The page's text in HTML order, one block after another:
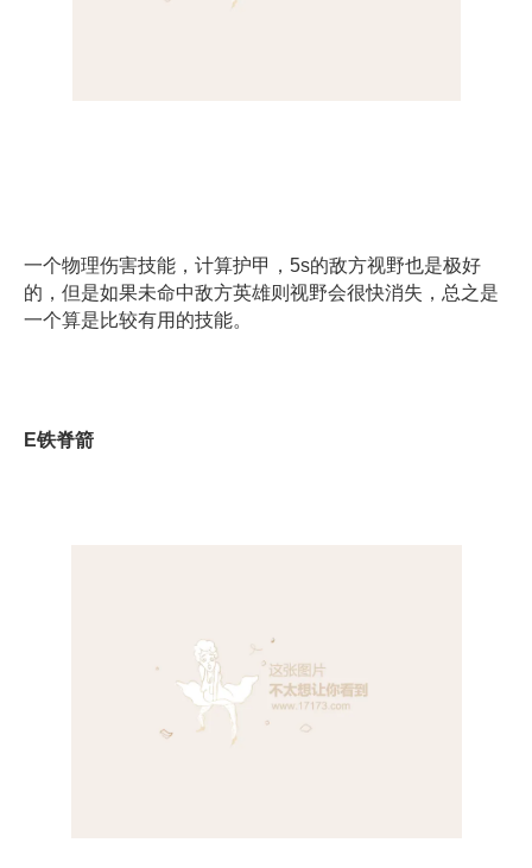
一个物理伤害技能，计算护甲，5s的敌方视野也是极好
的，但是如果未命中敌方英雄则视野会很快消失，总之是
一个算是比较有用的技能。
E铁脊箭